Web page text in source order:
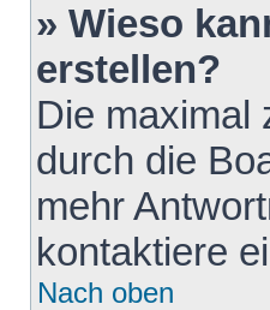
» Wieso
erstellen?
Die maximal
durch die
mehr
kontaktiere
Nach oben